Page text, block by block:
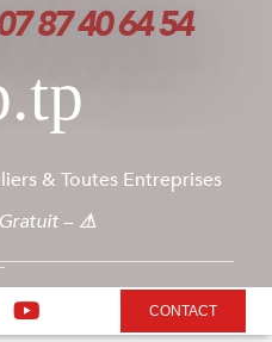
87 40 64 54
& Toutes Entreprises
–⚠
CONTACT